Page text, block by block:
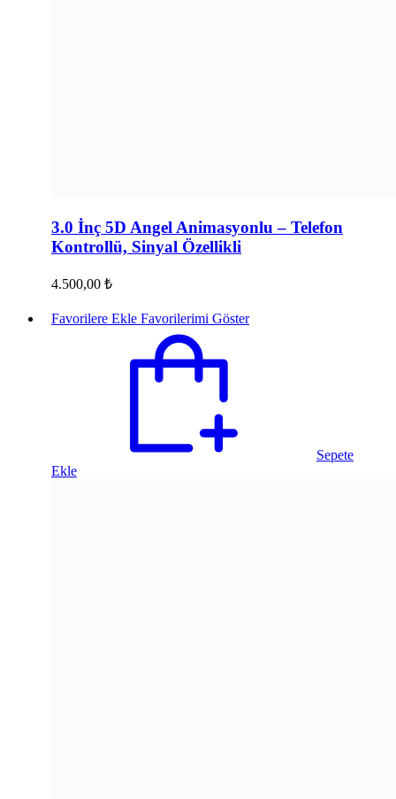
3.0 İnç 5D Angel Animasyonlu – Telefon
Kontrollü, Sinyal Özellikli
4.500,00 ₺
Favorilere Ekle Favorilerimi Göster
Sepete
Ekle